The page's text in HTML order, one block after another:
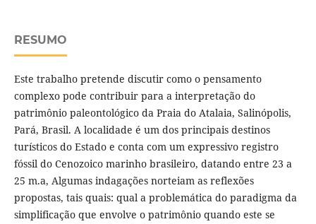
RESUMO
Este trabalho pretende discutir como o pensamento
complexo pode contribuir para a interpretação do
patrimônio paleontológico da Praia do Atalaia, Salinópolis,
Pará, Brasil. A localidade é um dos principais destinos
turísticos do Estado e conta com um expressivo registro
fóssil do Cenozoico marinho brasileiro, datando entre 23 a
25 m.a, Algumas indagações norteiam as reflexões
propostas, tais quais: qual a problemática do paradigma da
simplificação que envolve o patrimônio quando este se